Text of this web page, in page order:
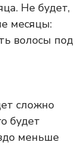
Не будет,
месяцы:
волосы под
сложно
будет
меньше